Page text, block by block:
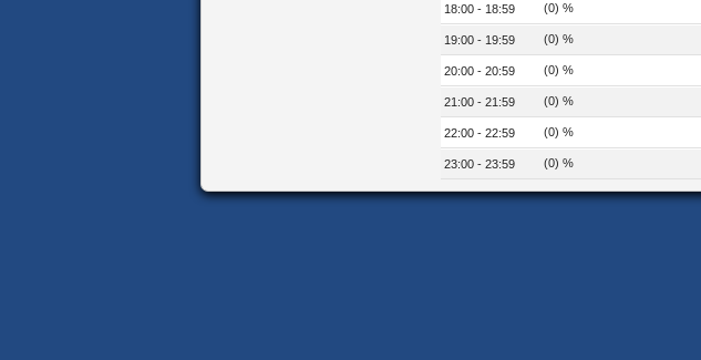
18:00 - 18:59 (0) %
19:00 - 19:59 (0) %
20:00 - 20:59 (0) %
21:00 - 21:59 (0) %
22:00 - 22:59 (0) %
23:00 - 23:59 (0) %